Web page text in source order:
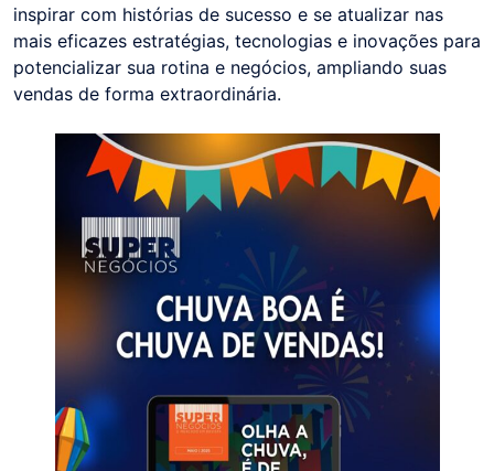
inspirar com histórias de sucesso e se atualizar nas
mais eficazes estratégias, tecnologias e inovações para
potencializar sua rotina e negócios, ampliando suas
vendas de forma extraordinária.